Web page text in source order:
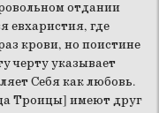
отдании
евхаристия, где
крови, но поистине
черту указывает
Себя как любовь.
Троицы] имеют друг